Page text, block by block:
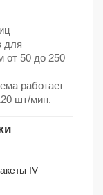
для
от 50 до 250
работает
шт/мин.
IV